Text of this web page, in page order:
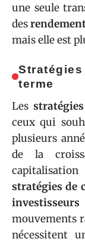
une seule
des
mais elle est
terme
Les
ceux qui
plusieurs
de la
stratégies de
investisseurs
mouvements
nécessitent